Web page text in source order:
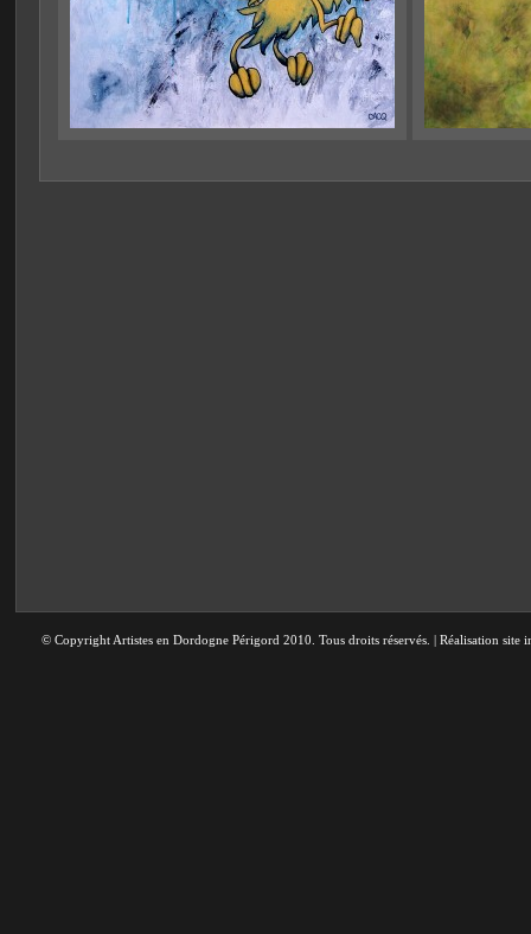
© Copyright Artistes en Dordogne Périgord 2010. Tous droits réservés. | Réalisation site